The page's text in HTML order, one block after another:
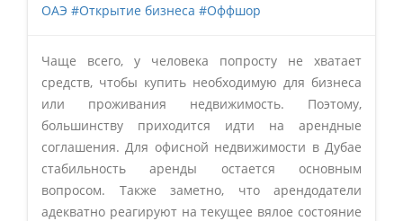
ОАЭ #Открытие бизнеса #Оффшор
Чаще всего, у человека попросту не хватает
средств, чтобы купить необходимую для бизнеса
или проживания недвижимость. Поэтому,
большинству приходится идти на арендные
соглашения. Для офисной недвижимости в Дубае
стабильность аренды остается основным
вопросом. Также заметно, что арендодатели
адекватно реагируют на текущее вялое состояние